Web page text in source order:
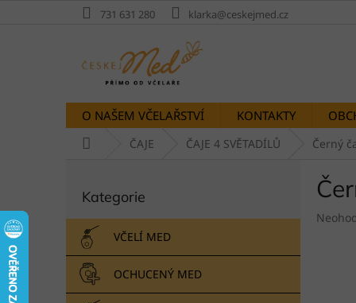
731 631 280 klarka@ceskejmed.cz
O NAŠEM VČELAŘSTVÍ KONTAKTY
ČAJE ČAJE 4 SVĚTADÍLŮ Černý
t
a
n
kategorie
Kategorie
VČELÍ MED
OCHUCENÝ MED